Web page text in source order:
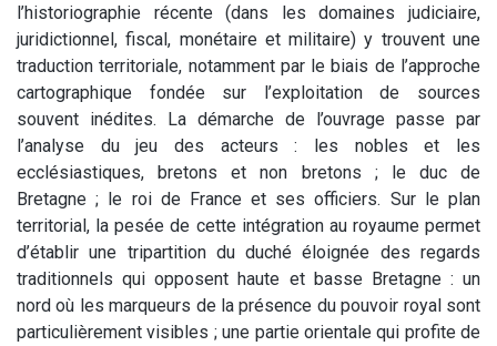
l’historiographie récente (dans les domaines judiciaire,
juridictionnel, fiscal, monétaire et militaire) y trouvent une
traduction territoriale, notamment par le biais de l’approche
cartographique fondée sur l’exploitation de sources
souvent inédites. La démarche de l’ouvrage passe par
l’analyse du jeu des acteurs : les nobles et les
ecclésiastiques, bretons et non bretons ; le duc de
Bretagne ; le roi de France et ses officiers. Sur le plan
territorial, la pesée de cette intégration au royaume permet
d’établir une tripartition du duché éloignée des regards
traditionnels qui opposent haute et basse Bretagne : un
nord où les marqueurs de la présence du pouvoir royal sont
particulièrement visibles ; une partie orientale qui profite de